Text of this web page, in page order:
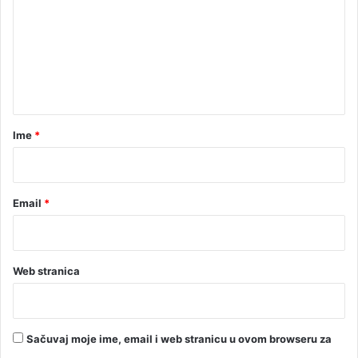
rIme *
Email *
Web stranica
Sačuvaj moje ime, email i web stranicu u ovom browseru za